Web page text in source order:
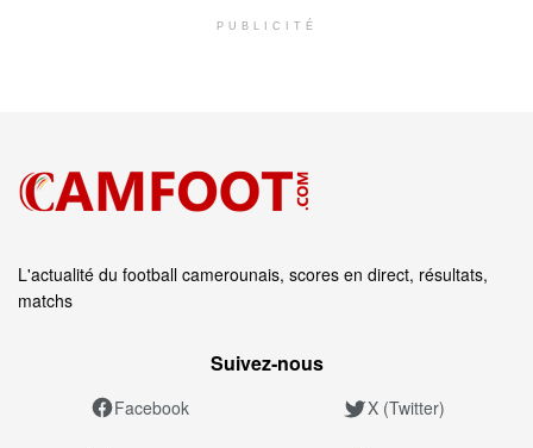
PUBLICITÉ
L'actualité du football camerounais, scores en direct, résultats,
matchs
Suivez‑nous
Facebook X (Twitter)